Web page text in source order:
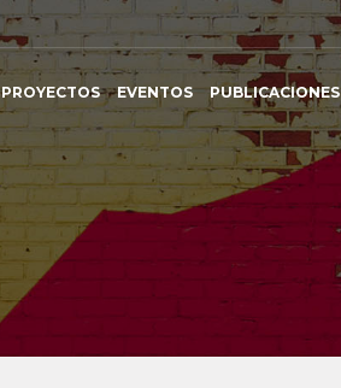
PROYECTOS EVENTOS PUBLICACIONES